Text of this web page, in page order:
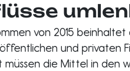
von 2015
und privaten
müssen die Mittel in den